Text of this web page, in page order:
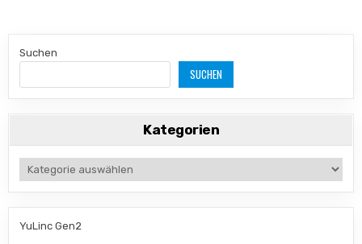
Suchen
SUCHEN
Kategorien
Kategorien
YuLinc Gen2